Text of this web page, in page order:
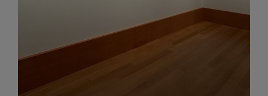
by każdy mógł powrócić do wyjątkowych
momentów. Zapraszamy do obejrzenia,
wspominania i inspirowania się!